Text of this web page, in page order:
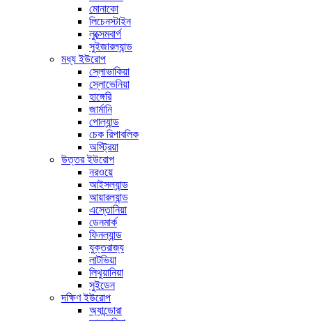
মোনাকো
লিচেনস্টাইন
লুক্সেমবার্গ
সুইজারল্যান্ড
মধ্য ইউরোপ
স্লোভাকিয়া
স্লোভেনিয়া
হাঙ্গেরি
জার্মানি
পোল্যান্ড
চেক রিপাবলিক
অস্ট্রিয়া
উত্তর ইউরোপ
নরওয়ে
আইসল্যান্ড
আয়ারল্যান্ড
এস্তোনিয়া
ডেনমার্ক
ফিনল্যান্ড
যুক্তরাজ্য
লাটভিয়া
লিথুয়ানিয়া
সুইডেন
দক্ষিণ ইউরোপ
অ্যান্ডোরা